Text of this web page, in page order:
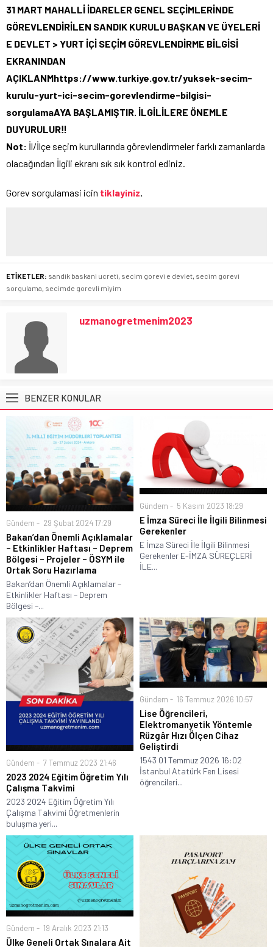
31 MART MAHALLİ İDARELER GENEL SEÇİMLERİNDE
GÖREVLENDİRİLEN SANDIK KURULU BAŞKAN VE ÜYELERİ
E DEVLET > YURT İÇİ SEÇİM GÖREVLENDİRME BİLGİSİ
EKRANINDAN
AÇIKLANMhttps://www.turkiye.gov.tr/yuksek-secim-
kurulu-yurt-ici-secim-gorevlendirme-bilgisi-
sorgulamaAYA BAŞLAMIŞTIR. İLGİLİLERE ÖNEMLE
DUYURULUR‼️
Not: İl/İlçe seçim kurullarında görevlendirmeler farklı zamanlarda
olacağından İlgili ekranı sık sık kontrol ediniz.
Gorev sorgulamasi icin tiklayiniz.
ETİKETLER: sandik baskani ucreti, secim gorevi e devlet, secim gorevi
sorgulama, secimde gorevli miyim
uzmanogretmenim2023
BENZER KONULAR
Gündem 29 Şubat 2024 17:29
Bakan’dan Önemli Açıklamalar
– Etkinlikler Haftası – Deprem
Bölgesi – Projeler – ÖSYM ile
Ortak Soru Hazırlama
Bakan’dan Önemli Açıklamalar –
Etkinlikler Haftası – Deprem
Bölgesi –...
Gündem 5 Kasım 2023 18:29
E İmza Süreci İle İlgili Bilinmesi
Gerekenler
E İmza Süreci İle İlgili Bilinmesi
Gerekenler E-İMZA SÜREÇLERİ
İLE...
Gündem 7 Temmuz 2023 21:46
2023 2024 Eğitim Öğretim Yılı
Çalışma Takvimi
2023 2024 Eğitim Öğretim Yılı
Çalışma Takvimi Öğretmenlerin
buluşma yeri...
Gündem 16 Temmuz 2026 10:57
Lise Öğrencileri,
Elektromanyetik Yöntemle
Rüzgâr Hızı Ölçen Cihaz
Geliştirdi
1543 01 Temmuz 2026 16:02
İstanbul Atatürk Fen Lisesi
öğrencileri...
Gündem 19 Aralık 2023 21:13
Ülke Geneli Ortak Sınalara Ait